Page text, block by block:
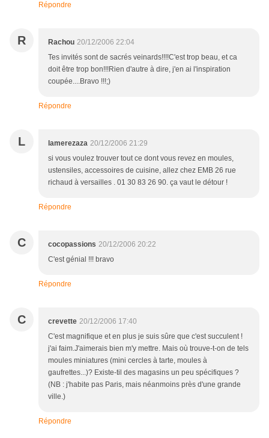
Répondre
R Rachou 20/12/2006 22:04
Tes invités sont de sacrés veinards!!!!C'est trop beau, et ca
doit être trop bon!!!Rien d'autre à dire, j'en ai l'inspiration
coupée....Bravo !!!;)
Répondre
L lamerezaza 20/12/2006 21:29
si vous voulez trouver tout ce dont vous revez en moules,
ustensiles, accessoires de cuisine, allez chez EMB 26 rue
richaud à versailles . 01 30 83 26 90. ça vaut le détour !
Répondre
C cocopassions 20/12/2006 20:22
C'est génial !!! bravo
Répondre
C crevette 20/12/2006 17:40
C'est magnifique et en plus je suis sûre que c'est succulent !
j'ai faim.J'aimerais bien m'y mettre. Mais où trouve-t-on de tels
moules miniatures (mini cercles à tarte, moules à
gaufrettes...)? Existe-til des magasins un peu spécifiques ?
(NB : j'habite pas Paris, mais néanmoins près d'une grande
ville.)
Répondre